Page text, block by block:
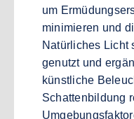
um
minimieren und
Natürliches Licht
genutzt und
künstliche
Schattenbildung